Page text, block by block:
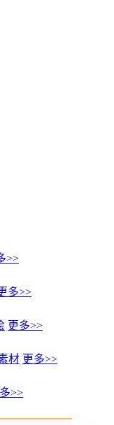
>>
多>>
更多>>
材 更多>>
>>